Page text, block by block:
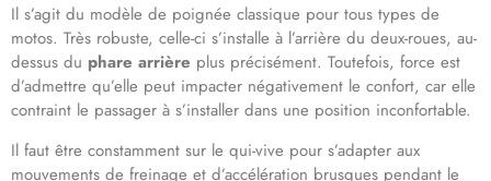
Il s’agit du modèle de poignée classique pour tous types de
motos. Très robuste, celle-ci s’installe à l’arrière du deux-roues, au-
dessus du phare arrière plus précisément. Toutefois, force est
d’admettre qu’elle peut impacter négativement le confort, car elle
contraint le passager à s’installer dans une position inconfortable.
Il faut être constamment sur le qui-vive pour s’adapter aux
mouvements de freinage et d’accélération brusques pendant le